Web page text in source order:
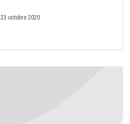
23 octobre 2020